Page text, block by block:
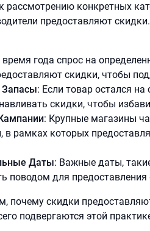
конкретных
предоставляют
время года спрос на
скидки, чтобы
Запасы: Если товар остался
скидки, чтобы
: Крупные магазины
рамках которых
Даты: Важные даты,
поводом для предоставления
почему скидки
подвергаются этой